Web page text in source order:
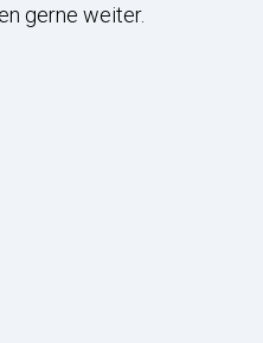
gerne weiter.